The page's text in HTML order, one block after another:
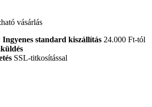
vásárlás
standard kiszállítás 24.000 Ft-tól
SSL-titkosítással